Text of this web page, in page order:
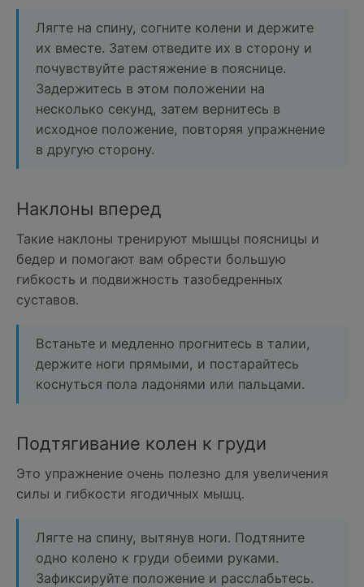
Лягте на спину, согните колени и держите
их вместе. Затем отведите их в сторону и
почувствуйте растяжение в пояснице.
Задержитесь в этом положении на
несколько секунд, затем вернитесь в
исходное положение, повторяя упражнение
в другую сторону.
Наклоны вперед
Такие наклоны тренируют мышцы поясницы и
бедер и помогают вам обрести большую
гибкость и подвижность тазобедренных
суставов.
Встаньте и медленно прогнитесь в талии,
держите ноги прямыми, и постарайтесь
коснуться пола ладонями или пальцами.
Подтягивание колен к груди
Это упражнение очень полезно для увеличения
силы и гибкости ягодичных мышц.
Лягте на спину, вытянув ноги. Подтяните
одно колено к груди обеими руками.
Зафиксируйте положение и расслабьтесь.